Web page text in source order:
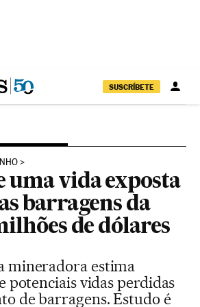
SUSCRÍBETE
uma vida exposta
barragens da
de dólares
mineradora estima
potenciais vidas perdidas
de barragens. Estudo é